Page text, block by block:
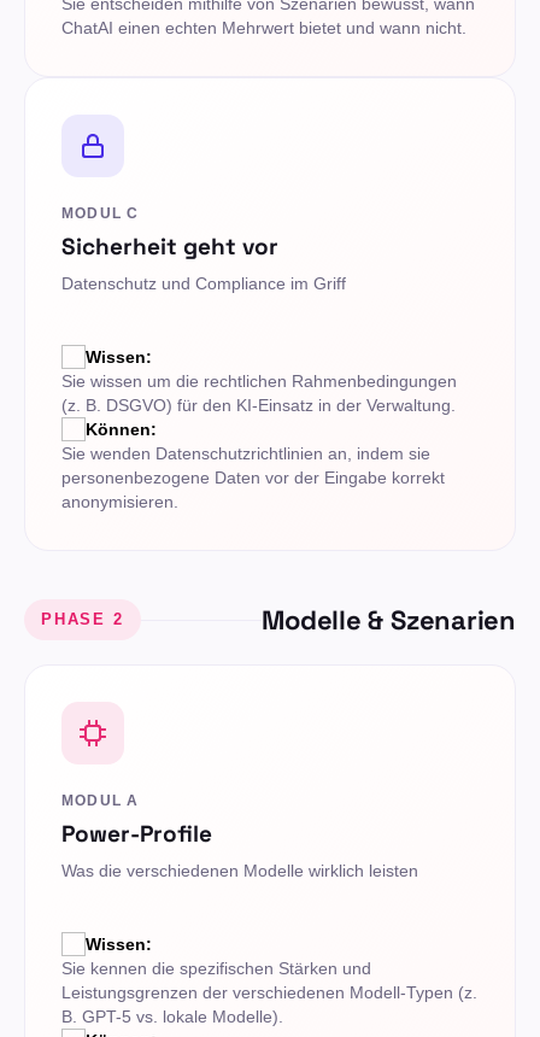
ChatAI einen echten Mehrwert bietet und wann nicht.
MODUL C
Sicherheit geht vor
Datenschutz und Compliance im Griff
Wissen:
Sie wissen um die rechtlichen Rahmenbedingungen
(z. B. DSGVO) für den KI-Einsatz in der Verwaltung.
Können:
Sie wenden Datenschutzrichtlinien an, indem sie
personenbezogene Daten vor der Eingabe korrekt
anonymisieren.
PHASE 2 Modelle & Szenarien
MODUL A
Power-Profile
Was die verschiedenen Modelle wirklich leisten
Wissen:
Sie kennen die spezifischen Stärken und
Leistungsgrenzen der verschiedenen Modell-Typen (z.
B. GPT-5 vs. lokale Modelle).